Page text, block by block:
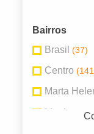
Bairros
Brasil (37)
Centro
Marta
Martins (19)